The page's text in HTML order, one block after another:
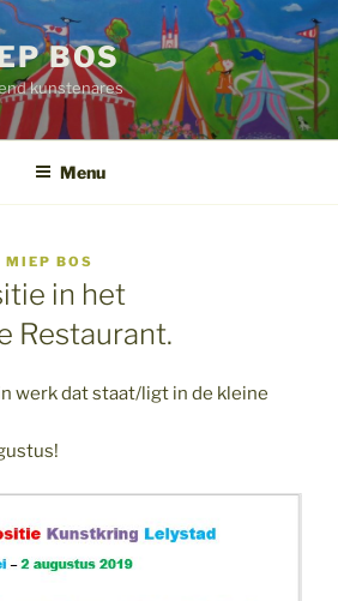
BOS
kunstenares
Menu
MIEP BOS
in het
Restaurant.
werk dat staat/ligt in de kleine